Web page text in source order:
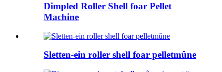
Dimpled Roller Shell foar Pellet
Machine
Sletten-ein roller shell foar pelletmûne